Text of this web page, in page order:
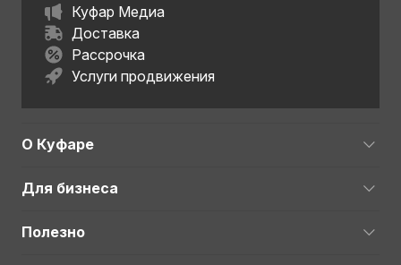
Куфар Медиа
Доставка
Рассрочка
Услуги продвижения
О Куфаре
Для бизнеса
Полезно